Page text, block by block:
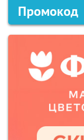
Промокод